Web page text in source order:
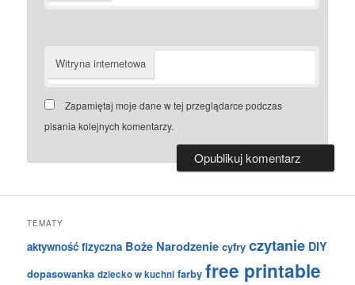
Witryna internetowa
Zapamiętaj moje dane w tej przeglądarce podczas
pisania kolejnych komentarzy.
TEMATY
aktywność fizyczna Boże Narodzenie cyfry czytanie DIY
dopasowanka dziecko w kuchni farby free printable